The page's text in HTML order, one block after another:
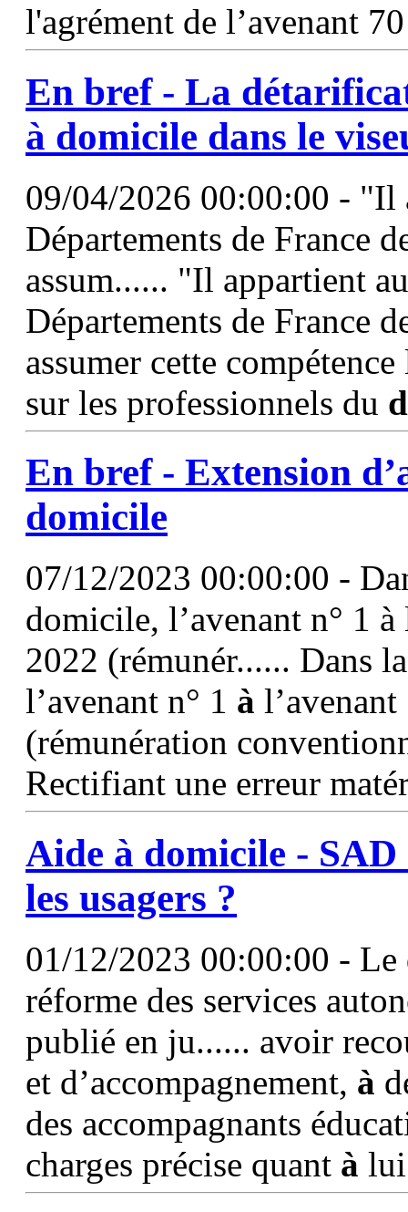
l'agrément de l’avenant
En bref - La
à domicile dans le
09/04/2026 00:00:00 - "Il
Départements de France
assum...... "Il appartient
Départements de France
assumer cette
sur les professionnels du
En bref - Extension
domicile
07/12/2023 00:00:00 -
domicile, l’avenant n° 1
2022 (rémunér...... Dans
l’avenant n° 1 à
(rémunération
Rectifiant une erreur
Aide à domicile - SAD
les usagers ?
01/12/2023 00:00:00 -
réforme des services
publié en ju...... avoir
et d’accompagnement, à
des accompagnants
charges précise quant à